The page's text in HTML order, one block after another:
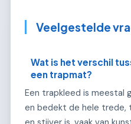
Veelgestelde
Wat is het verschil
een trapmat?
Een trapkleed is meestal
en bedekt de hele trede,